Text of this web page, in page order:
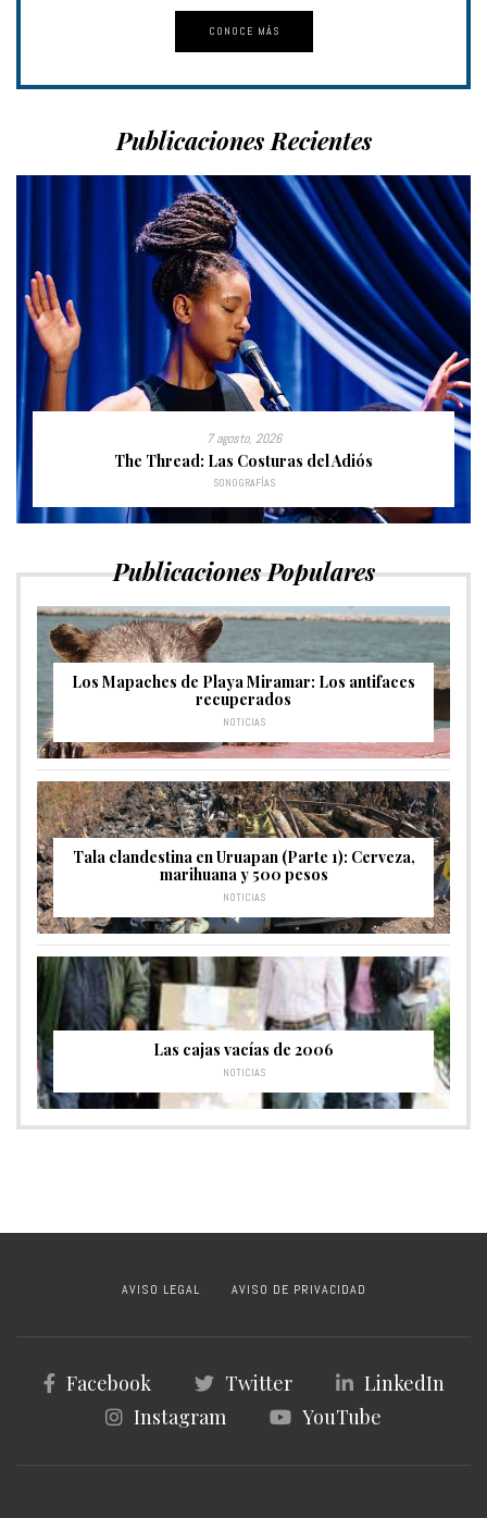
CONOCE MÁS
Publicaciones Recientes
7 agosto, 2026
The Thread: Las Costuras del Adiós
SONOGRAFÍAS
Publicaciones Populares
Los Mapaches de Playa Miramar: Los antifaces
recuperados
NOTICIAS
Tala clandestina en Uruapan (Parte 1): Cerveza,
marihuana y 500 pesos
NOTICIAS
Las cajas vacías de 2006
NOTICIAS
AVISO LEGAL AVISO DE PRIVACIDAD
Facebook Twitter
LinkedIn
Instagram
YouTube